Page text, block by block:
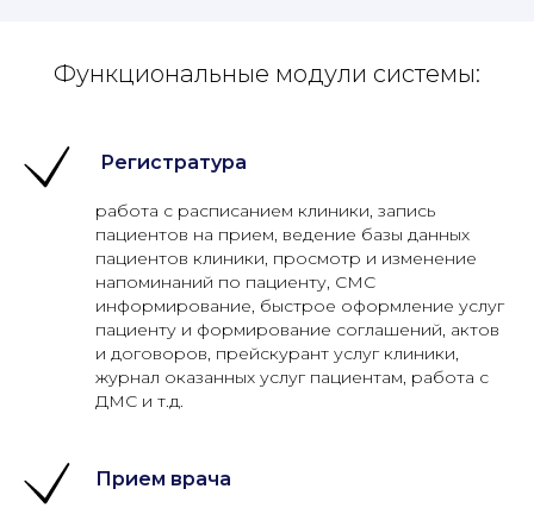
Функциональные модули системы:
Регистратура
работа с расписанием клиники, запись
пациентов на прием, ведение базы данных
пациентов клиники, просмотр и изменение
напоминаний по пациенту, СМС
информирование, быстрое оформление услуг
пациенту и формирование соглашений, актов
и договоров, прейскурант услуг клиники,
журнал оказанных услуг пациентам, работа с
ДМС и т.д.
Прием врача